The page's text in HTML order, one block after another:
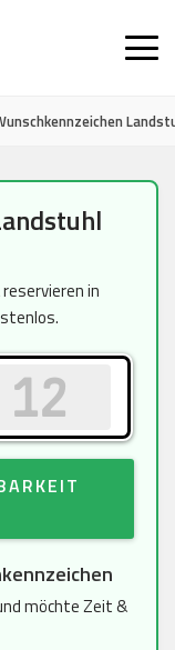
in
möchte Zeit &